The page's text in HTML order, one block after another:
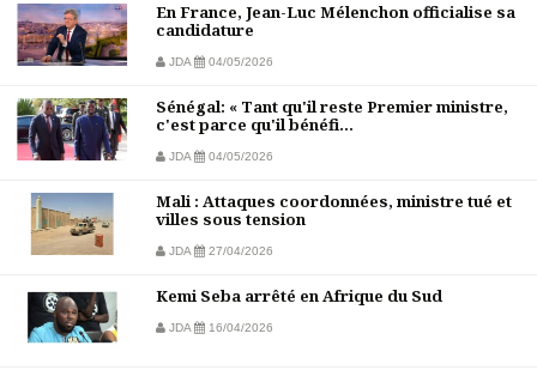
En France, Jean-Luc Mélenchon officialise sa
candidature
JDA 04/05/2026
Sénégal: « Tant qu'il reste Premier ministre,
c'est parce qu'il bénéfi...
JDA 04/05/2026
Mali : Attaques coordonnées, ministre tué et
villes sous tension
JDA 27/04/2026
Kemi Seba arrêté en Afrique du Sud
JDA 16/04/2026